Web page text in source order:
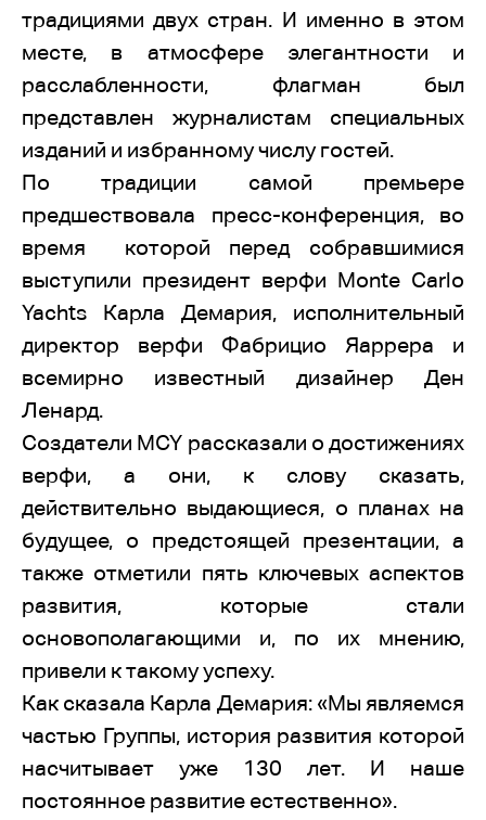
традициями двух стран. И именно в этом
месте, в атмосфере элегантности и
расслабленности, флагман был
представлен журналистам специальных
изданий и избранному числу гостей.
По традиции самой премьере
предшествовала пресс-конференция, во
время которой перед собравшимися
выступили президент верфи Monte Carlo
Yachts Карла Демария, исполнительный
директор верфи Фабрицио Яаррера и
всемирно известный дизайнер Ден
Ленард.
Создатели MCY рассказали о достижениях
верфи, а они, к слову сказать,
действительно выдающиеся, о планах на
будущее, о предстоящей презентации, а
также отметили пять ключевых аспектов
развития, которые стали
основополагающими и, по их мнению,
привели к такому успеху.
Как сказала Карла Демария: «Мы являемся
частью Группы, история развития которой
насчитывает уже 130 лет. И наше
постоянное развитие естественно».